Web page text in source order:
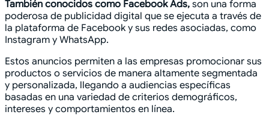
También conocidos como Facebook Ads, son una forma
poderosa de publicidad digital que se ejecuta a través de
la plataforma de Facebook y sus redes asociadas, como
Instagram y WhatsApp.
Estos anuncios permiten a las empresas promocionar sus
productos o servicios de manera altamente segmentada
y personalizada, llegando a audiencias específicas
basadas en una variedad de criterios demográficos,
intereses y comportamientos en línea.